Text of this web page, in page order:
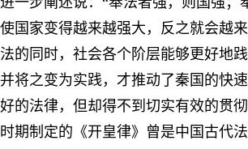
国家变得越来越强大，反之就会越
的同时，社会各个阶层能够更好地
将之变为实践，才推动了秦国的快
的法律，但却得不到切实有效的贯
期制定的《开皇律》曾是中国古代